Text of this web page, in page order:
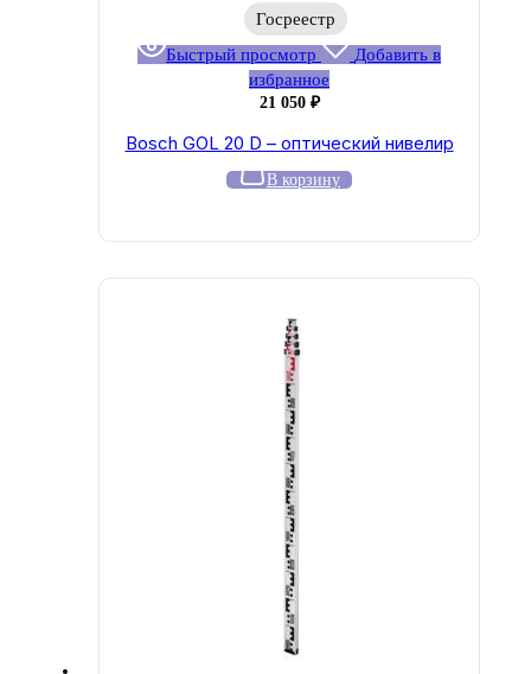
Госреестр
Быстрый просмотр
Добавить в
избранное
21 050 ₽
Bosch GOL 20 D – оптический нивелир
В корзину